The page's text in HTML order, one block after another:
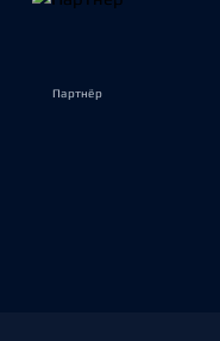
Партнёр